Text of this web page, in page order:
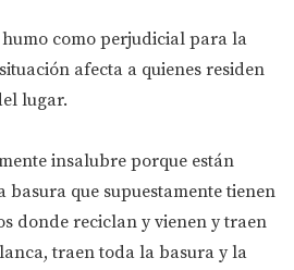
como perjudicial para la
afecta a quienes residen
lugar.
insalubre porque están
basura que supuestamente tienen
donde reciclan y vienen y traen
traen toda la basura y la